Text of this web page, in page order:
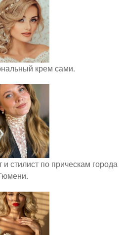
крем сами.
стилист по прическам города